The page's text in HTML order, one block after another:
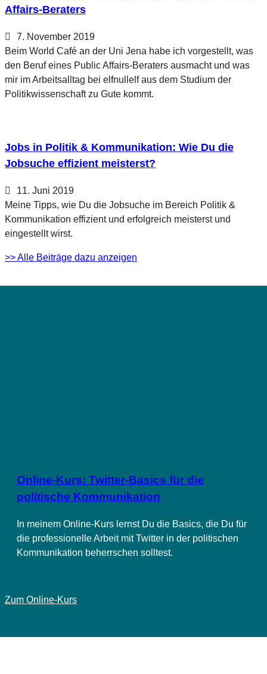
Affairs-Beraters
7. November 2019
Beim World Café an der Uni Jena habe ich vorgestellt, was
den Beruf eines Public Affairs-Beraters ausmacht und was
mir im Arbeitsalltag bei elfnullelf aus dem Studium der
Politikwissenschaft zu Gute kommt.
Jobs in Politik & Kommunikation: Wie Du die
Jobsuche effizient meisterst?
11. Juni 2019
Meine Tipps, wie Du die Jobsuche im Bereich Politik &
Kommunikation effizient und erfolgreich meisterst und
eingestellt wirst.
>> Alle Beiträge dazu anzeigen
Online-Kurs: Twitter-Basics für die
politische Kommunikation
In meinem Online-Kurs lernst Du die Basics, die Du für
die professionelle Arbeit mit Twitter in der politischen
Kommunikation beherrschen solltest.
Zum Online-Kurs